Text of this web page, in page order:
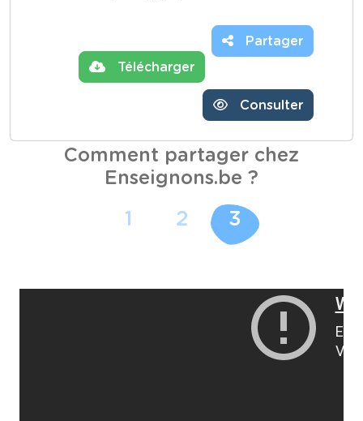
Télécharger
Partager
Consulter
Comment partager chez
Enseignons.be ?
1 2 3